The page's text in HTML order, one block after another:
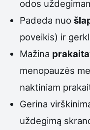
odos
Padeda nuo
poveikis) ir
Mažina
menopauzės
naktiniam
Gerina
uždegimą